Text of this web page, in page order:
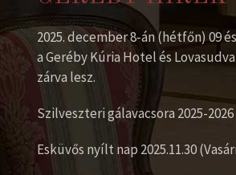
2025. december 8-án (hétfőn) 09
a Geréby Kúria Hotel és
zárva lesz.
Szilveszteri gálavacsora 2025-2026
Esküvős nyílt nap 2025.11.30